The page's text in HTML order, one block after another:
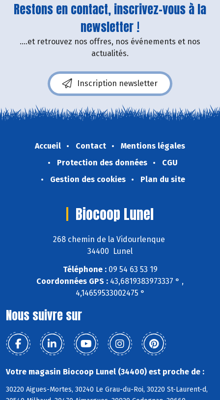
Restons en contact, inscrivez-vous à la
newsletter !
....et retrouvez nos offres, nos événements et nos
actualités.
Inscription newsletter
Accueil Contact
Mentions légales
Protection des données
CGU
Gestion des cookies
Plan du site
Biocoop Lunel
268 chemin de la Vidourlenque
34400 Lunel
Téléphone :09 54 63 53 19
Coordonnées GPS : 43,6819383973337 ° ,
4,14659533002475 °
Nous suivre sur
Votre magasin Biocoop Lunel (34400) est proche de :
30220 Aigues-Mortes, 30240 Le Grau-du-Roi, 30220 St-Laurent-d,